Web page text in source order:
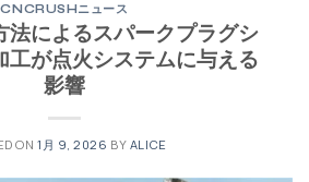
CNCRUSHニュース
法によるスパークプラグシ
が点火システムに与える
影響
ON 1月 9, 2026 BY ALICE